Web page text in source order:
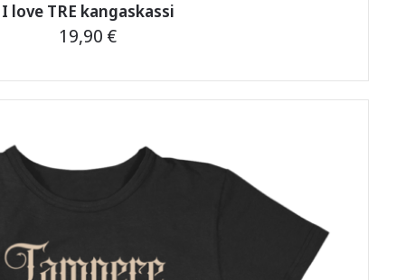
I love TRE kangaskassi
19,90 €